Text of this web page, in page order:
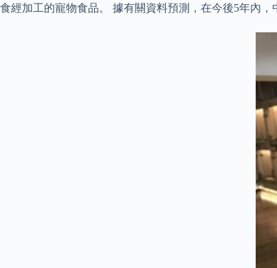
食經加工的寵物食品。 據有關資料預測，在今後5年內，